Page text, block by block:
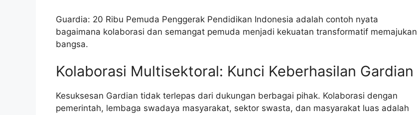
Guardia: 20 Ribu Pemuda Penggerak Pendidikan Indonesia adalah contoh nyata
bagaimana kolaborasi dan semangat pemuda menjadi kekuatan transformatif memajukan
bangsa.
Kolaborasi Multisektoral: Kunci Keberhasilan Gardian
Kesuksesan Gardian tidak terlepas dari dukungan berbagai pihak. Kolaborasi dengan
pemerintah, lembaga swadaya masyarakat, sektor swasta, dan masyarakat luas adalah